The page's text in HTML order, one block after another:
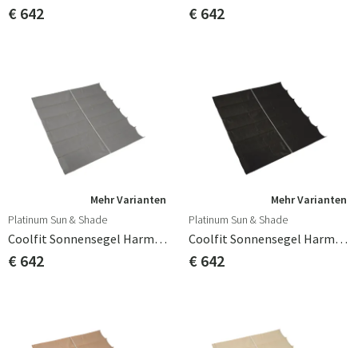
€ 642 € 642
Mehr Varianten
Platinum Sun & Shade
Coolfit Sonnensegel Harmonica 290x300cm Grau
€ 642
Mehr Varianten
Platinum Sun & Shade
Coolfit Sonnensegel Harmonica 290x300cm Schwarz
€ 642